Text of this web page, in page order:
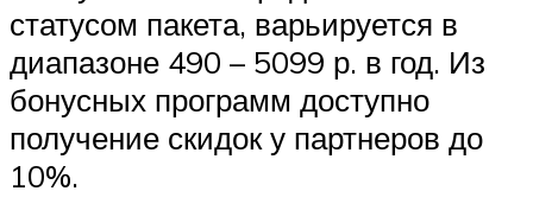
статусом пакета, варьируется в
диапазоне 490 – 5099 р. в год. Из
бонусных программ доступно
получение скидок у партнеров до
10%.